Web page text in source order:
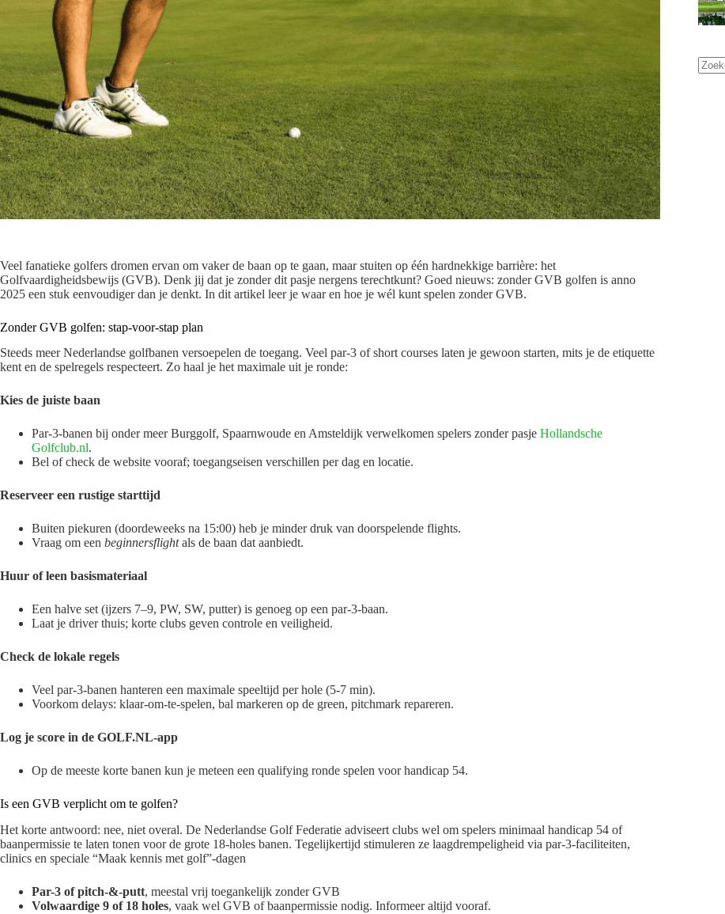
Veel fanatieke golfers dromen ervan om vaker de baan op te gaan, maar stuiten op één hardnekkige barrière: het
Golfvaardigheidsbewijs (GVB). Denk jij dat je zonder dit pasje nergens terechtkunt? Goed nieuws: zonder GVB golfen is anno
2025 een stuk eenvoudiger dan je denkt. In dit artikel leer je waar en hoe je wél kunt spelen zonder GVB.
Zonder GVB golfen: stap-voor-stap plan
Steeds meer Nederlandse golfbanen versoepelen de toegang. Veel par-3 of short courses laten je gewoon starten, mits je de etiquette
kent en de spel­regels respecteert. Zo haal je het maximale uit je ronde:
Kies de juiste baan
Par-3-banen bij onder meer Burggolf, Spaarnwoude en Amsteldijk verwelkomen spelers zonder pasje Hollandsche
Golfclub.nl.
Bel of check de website vooraf; toegangseisen verschillen per dag en locatie.
Reserveer een rustige starttijd
Buiten piekuren (doordeweeks na 15:00) heb je minder druk van door­spelende flights.
Vraag om een beginnersflightals de baan dat aanbiedt.
Huur of leen basis­materiaal
Een halve set (ijzers 7–9, PW, SW, putter) is genoeg op een par-3-baan.
Laat je driver thuis; korte clubs geven controle en veiligheid.
Check de lokale regels
Veel par-3-banen hanteren een maximale speeltijd per hole (5-7 min).
Voorkom delays: klaar-om-te-spelen, bal markeren op de green, pitchmark repareren.
Log je score in de GOLF.NL-app
Op de meeste korte banen kun je meteen een qualifying ronde spelen voor handicap 54.
Is een GVB verplicht om te golfen?
Het korte antwoord: nee, niet overal. De Nederlandse Golf Federatie adviseert clubs wel om spelers minimaal handicap 54 of
baanpermissie te laten tonen voor de grote 18-holes banen. Tegelijkertijd stimuleren ze laagdrempeligheid via par-3-faciliteiten,
clinics en speciale “Maak kennis met golf”-dagen
Par-3 of pitch-&-putt, meestal vrij toegankelijk zonder GVB
Volwaardige 9 of 18 holes, vaak wel GVB of baanpermissie nodig. Informeer altijd vooraf.